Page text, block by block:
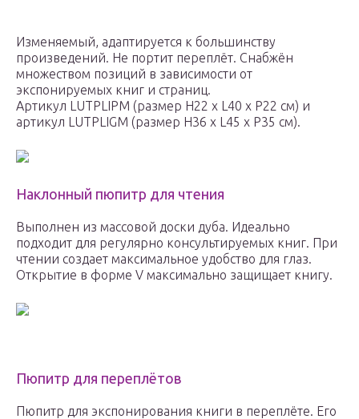
Изменяемый, адаптируется к большинству
произведений. Не портит переплёт. Снабжён
множеством позиций в зависимости от
экспонируемых книг и страниц.
Артикул LUTPLIPM (размер H22 х L40 х P22 см) и
артикул LUTPLIGM (размер H36 х L45 х P35 см).
Наклонный пюпитр для чтения
Выполнен из массовой доски дуба. Идеально
подходит для регулярно консультируемых книг. При
чтении создает максимальное удобство для глаз.
Открытие в форме V максимально защищает книгу.
Пюпитр для переплётов
Пюпитр для экспонирования книги в переплёте. Его